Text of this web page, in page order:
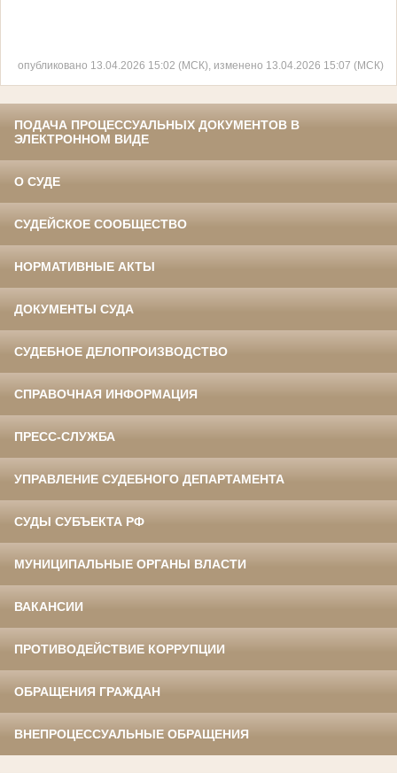
опубликовано 13.04.2026 15:02 (МСК), изменено 13.04.2026 15:07 (МСК)
ПОДАЧА ПРОЦЕССУАЛЬНЫХ ДОКУМЕНТОВ В
ЭЛЕКТРОННОМ ВИДЕ
О СУДЕ
СУДЕЙСКОЕ СООБЩЕСТВО
НОРМАТИВНЫЕ АКТЫ
ДОКУМЕНТЫ СУДА
СУДЕБНОЕ ДЕЛОПРОИЗВОДСТВО
СПРАВОЧНАЯ ИНФОРМАЦИЯ
ПРЕСС-СЛУЖБА
УПРАВЛЕНИЕ СУДЕБНОГО ДЕПАРТАМЕНТА
СУДЫ СУБЪЕКТА РФ
МУНИЦИПАЛЬНЫЕ ОРГАНЫ ВЛАСТИ
ВАКАНСИИ
ПРОТИВОДЕЙСТВИЕ КОРРУПЦИИ
ОБРАЩЕНИЯ ГРАЖДАН
ВНЕПРОЦЕССУАЛЬНЫЕ ОБРАЩЕНИЯ